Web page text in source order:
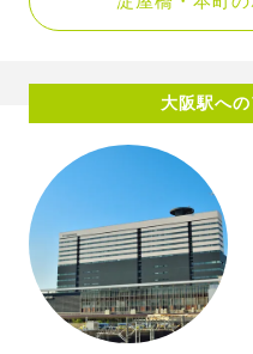
大阪駅への